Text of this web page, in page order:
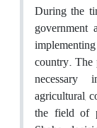
During the
country. The
necessary
agricultural,
the field of